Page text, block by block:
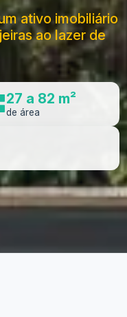
ativo imobiliário
ao lazer de
27 a 82 m²
de área